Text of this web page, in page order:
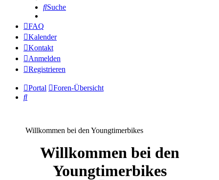
Suche
FAQ
Kalender
Kontakt
Anmelden
Registrieren
Portal
Foren-Übersicht
Suche
Willkommen bei den Youngtimerbikes
Willkommen bei den
Youngtimerbikes